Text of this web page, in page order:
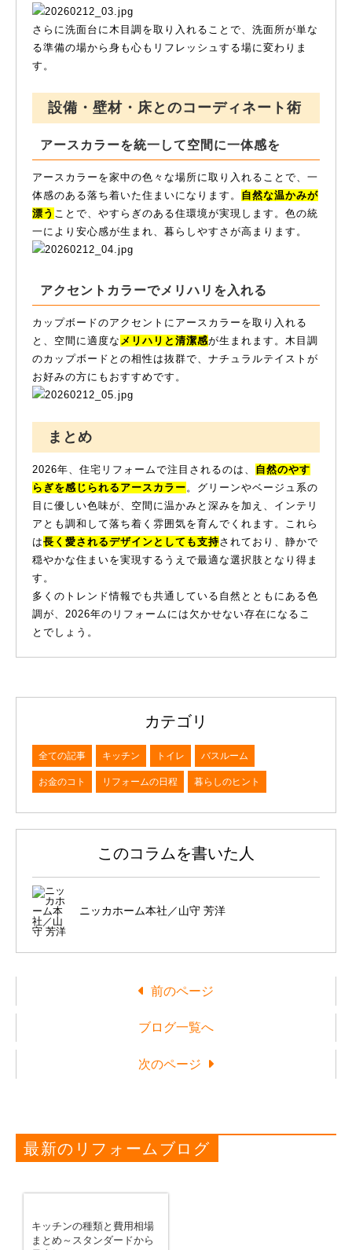
さらに洗面台に木目調を取り入れることで、洗面所が単な
る準備の場から身も心もリフレッシュする場に変わりま
す。
設備・壁材・床とのコーディネート術
アースカラーを統一して空間に一体感を
アースカラーを家中の色々な場所に取り入れることで、一
体感のある落ち着いた住まいになります。 自然な温かみが
漂う ことで、やすらぎのある住環境が実現します。色の統
一により安心感が生まれ、暮らしやすさが高まります。
アクセントカラーでメリハリを入れる
カップボードのアクセントにアースカラーを取り入れる
と、空間に適度な メリハリと清潔感が生まれます。木目調
のカップボードとの相性は抜群で、ナチュラルテイストが
お好みの方にもおすすめです。
まとめ
2026年、住宅リフォームで注目されるのは、 自然のやす
らぎを感じられるアースカラー。グリーンやベージュ系の
目に優しい色味が、空間に温かみと深みを加え、インテリ
アとも調和して落ち着く雰囲気を育んでくれます。これら
は長く愛されるデザインとしても支持されており、静かで
穏やかな住まいを実現するうえで最適な選択肢となり得ま
す。
多くのトレンド情報でも共通している自然とともにある色
調が、2026年のリフォームには欠かせない存在になるこ
とでしょう。
カテゴリ
全ての記事 キッチン トイレ バスルーム
お金のコト リフォームの日程 暮らしのヒント
このコラムを書いた人
ニッカホーム本社／山守 芳洋
前のページ
ブログ一覧へ
次のページ
最新のリフォームブログ
キッチンの種類と費用相場
まとめ～スタンダードから